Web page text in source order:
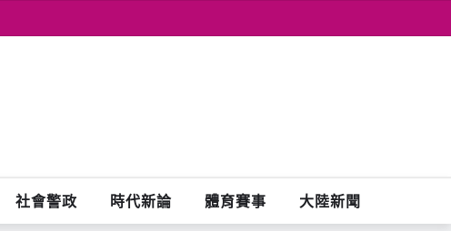
社會警政 時代新論 體育賽事 大陸新聞